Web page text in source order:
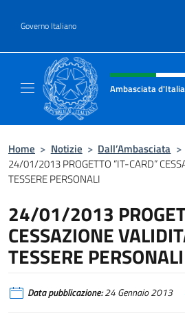
Governo Italiano
Intestazione sito,
Ambasciata
Home > Notizie > Dall’Ambasciata >
24/01/2013 PROGETTO “IT-CARD”
TESSERE PERSONALI
24/01/2013
CESSAZIONE
TESSERE PERSONALI
Data pubblicazione:24 Gennaio 2013